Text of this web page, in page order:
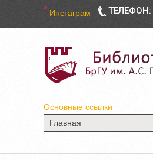
ТЕЛЕФОН:
Инстаграм
Основные ссылки